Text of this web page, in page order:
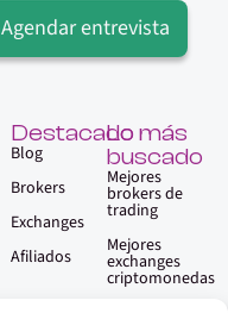
Agendar entrevista
Destacado
Blog
Brokers
Exchanges
Afiliados
Lo más
buscado
Mejores
brokers de
trading
Mejores
exchanges
criptomonedas